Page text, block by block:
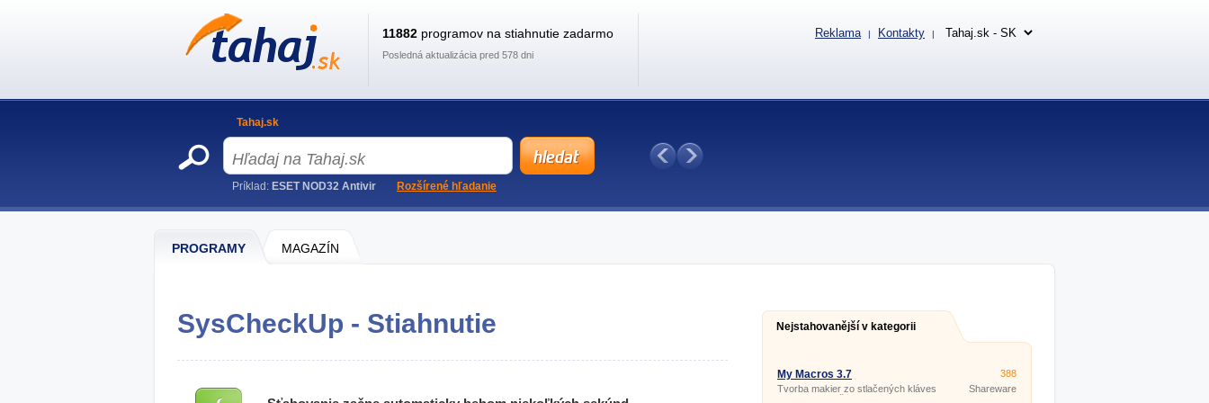
PROGRAMY MAGAZÍN
SysCheckUp - Stiahnutie Nejstahovanější v kategorii
My Macros 3.7
Tvorba makier zo stlačených kláves
a pohybov myši.
388
Shareware
11882 programov na stiahnutie zadarmo
Posledná aktualizácia pred 578 dni
Reklama | Kontakty |
Tahaj.sk
Príklad: ESET NOD32 Antivir Rozšírené hľadanie